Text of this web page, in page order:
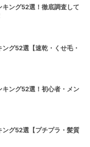
ング52選！徹底調査して
グ52選【速乾・くせ毛・
ング52選！初心者・メン
グ52選【プチプラ・髪質